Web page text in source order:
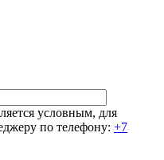
условным, для
по телефону: +7